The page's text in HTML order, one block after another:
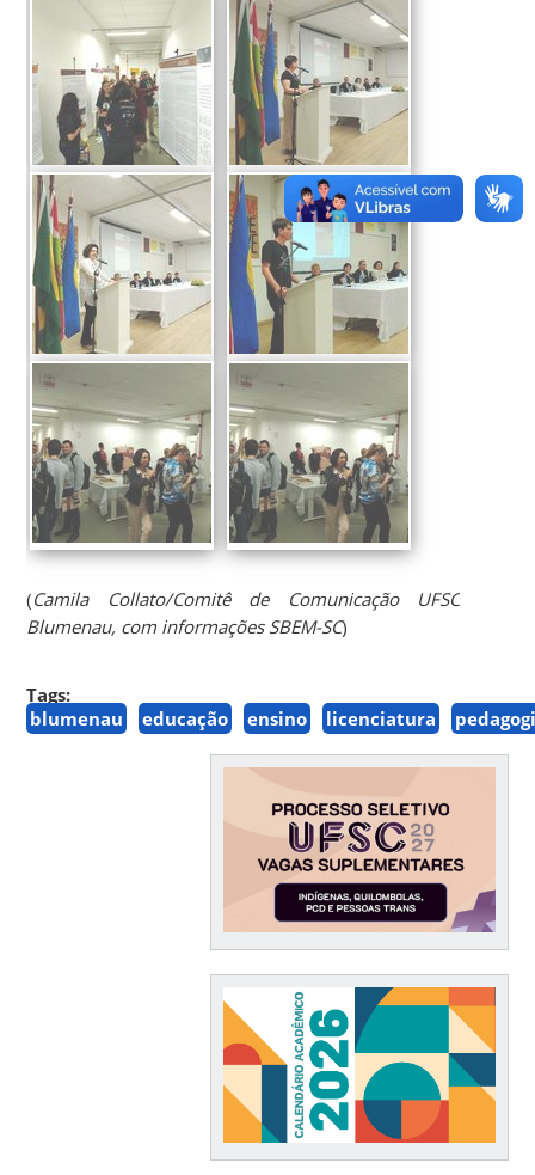
(Camila Collato/Comitê de Comunicação UFSC
Blumenau, com informações SBEM-SC)
Tags:
blumenau
educação ensino licenciatura